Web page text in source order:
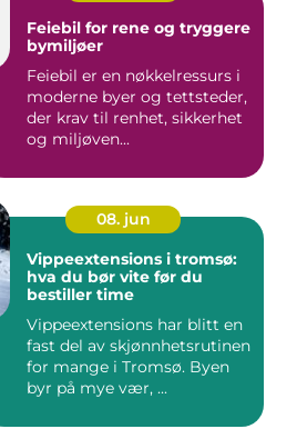
Feiebil for rene og tryggere
bymiljøer
Feiebil er en nøkkelressurs i
moderne byer og tettsteder,
der krav til renhet, sikkerhet
og miljøven...
08. jun
Vippeextensions i tromsø:
hva du bør vite før du
bestiller time
Vippeextensions har blitt en
fast del av skjønnhetsrutinen
for mange i Tromsø. Byen
byr på mye vær, ...